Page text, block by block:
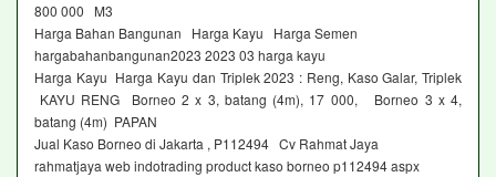
800 000 M3
Harga Bahan Bangunan Harga Kayu Harga Semen
hargabahanbangunan2023 2023 03 harga kayu
Harga Kayu Harga Kayu dan Triplek 2023 : Reng, Kaso Galar, Triplek
KAYU RENG Borneo 2 x 3, batang (4m), 17 000, Borneo 3 x 4,
batang (4m) PAPAN
Jual Kaso Borneo di Jakarta , P112494 Cv Rahmat Jaya
rahmatjaya web indotrading product kaso borneo p112494 aspx